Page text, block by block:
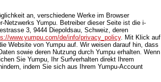
an, verschiedene Werke im Browser
Netzwerks Yumpu. Betreiber dieser Seite ist die i-
3, 9444 Diepoldsau, Schweiz, deren
www.yumpu.com/de/info/privacy_policy. Mit Klick auf
Website von Yumpu auf. Wir weisen darauf hin, dass
sowie deren Nutzung durch Yumpu erhalten. Wenn
Sie Yumpu, Ihr Surfverhalten direkt Ihrem
indem Sie sich aus Ihrem Yumpu-Account